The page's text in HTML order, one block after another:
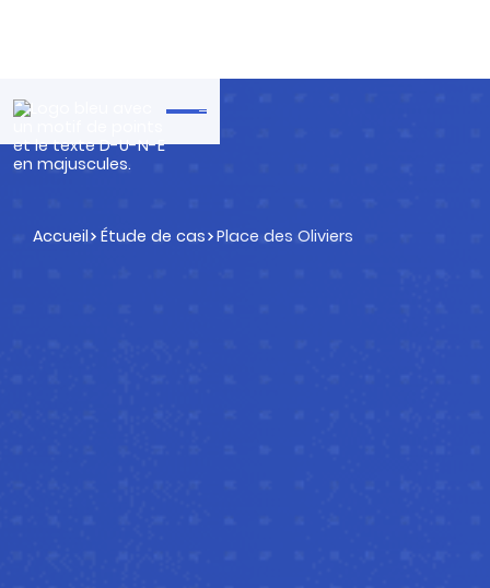
Accueil Étude de cas Place des Oliviers